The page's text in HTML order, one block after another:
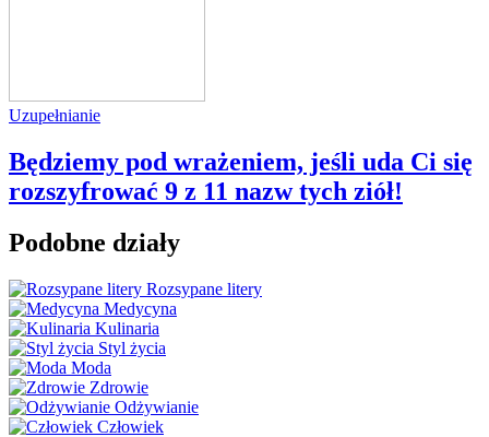
Uzupełnianie
Będziemy pod wrażeniem, jeśli uda Ci się
rozszyfrować 9 z 11 nazw tych ziół!
Podobne działy
Rozsypane litery
Medycyna
Kulinaria
Styl życia
Moda
Zdrowie
Odżywianie
Człowiek